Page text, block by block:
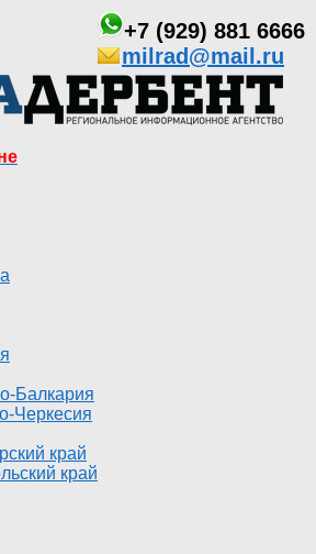
+7 (929) 881 6666
milrad@mail.ru
Балкария
Черкесия
край
край